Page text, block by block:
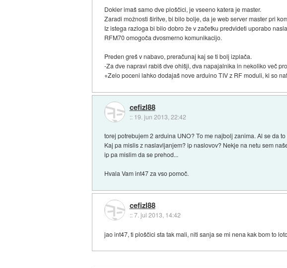
Dokler imaš samo dve ploščici, je vseeno katera je master.
Zaradi možnosti širitve, bi bilo bolje, da je web server master pri
Iz istega razloga bi bilo dobro že v začetku predvideti uporabo
RFM70 omogoča dvosmerno komunikacijo.
Preden greš v nabavo, preračunaj kaj se ti bolj izplača.
-Za dve napravi rabiš dve ohišji, dva napajalnika in nekoliko več
+Zelo poceni lahko dodajaš nove arduino TIV z RF moduli, ki so
cefizl88
:: 19. jun 2013, 22:42
torej potrebujem 2 arduina UNO? To me najbolj zanima. Al se da
Kaj pa mislis z naslavljanjem? ip naslovov? Nekje na netu sem
ip pa mislim da se prehod...
Hvala Vam int47 za vso pomoč.
cefizl88
::7. jul 2013, 14:42
jao int47, ti ploščici sta tak mali, niti sanja se mi nena kak bom to